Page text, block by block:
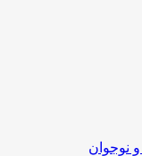
نوجوان